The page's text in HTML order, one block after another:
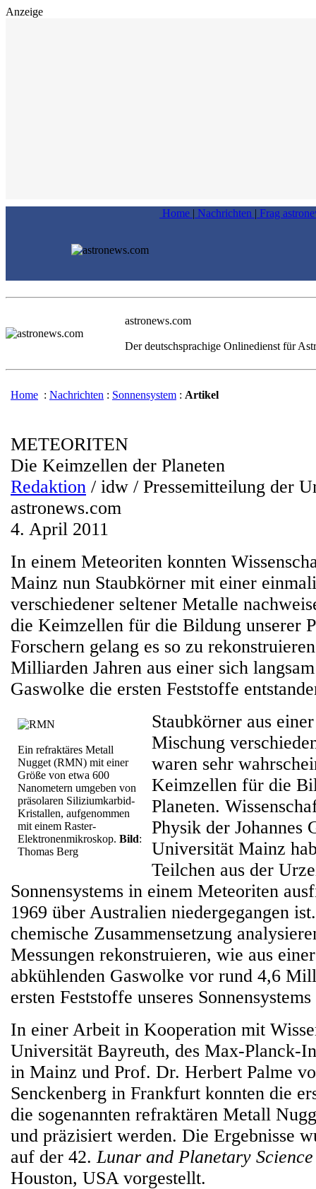
Anzeige
Home | Nachrichten | Frag
astronews.com
Der deutschsprachige Onlinedienst für
Home : Nachrichten : Sonnensystem : Artikel
METEORITEN
Die Keimzellen der Planeten
Redaktion / idw / Pressemitteilung der
astronews.com
4. April 2011
In einem Meteoriten konnten
Mainz nun Staubkörner mit einer
verschiedener seltener Metalle
die Keimzellen für die Bildung unserer
Forschern gelang es so zu
Milliarden Jahren aus einer sich
Gaswolke die ersten Feststoffe
Ein refraktäres Metall
Nugget (RMN) mit einer
Größe von etwa 600
Nanometern umgeben von
präsolaren Siliziumkarbid-
Kristallen, aufgenommen
mit einem Raster-
Elektronenmikroskop. Bild:
Thomas Berg
Staubkörner aus
Mischung
waren sehr
Keimzellen für die
Planeten.
Physik der Johannes
Universität Mainz
Teilchen aus der
Sonnensystems in einem Meteoriten
1969 über Australien niedergegangen
chemische Zusammensetzung
Messungen rekonstruieren, wie aus
abkühlenden Gaswolke vor rund 4,6
ersten Feststoffe unseres
In einer Arbeit in Kooperation mit
Universität Bayreuth, des Max-Planck-
in Mainz und Prof. Dr. Herbert Palme
Senckenberg in Frankfurt konnten die
die sogenannten refraktären Metall
und präzisiert werden. Die Ergebnisse
auf der 42.Lunar and Planetary
Houston, USA vorgestellt.